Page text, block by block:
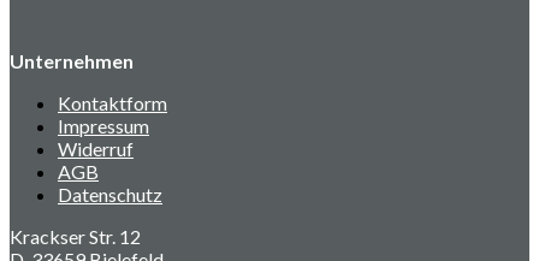
Unternehmen
Kontaktform
Impressum
Widerruf
AGB
Datenschutz
Krackser Str. 12